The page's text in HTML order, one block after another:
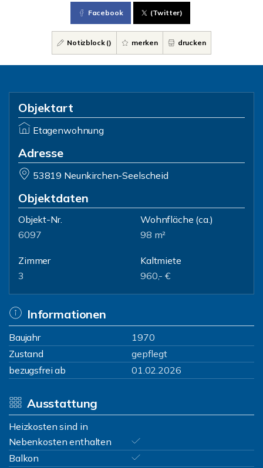
Facebook (Twitter)
Notizblock () merken drucken
Objektart
Etagenwohnung
Adresse
53819 Neunkirchen-Seelscheid
Objektdaten
Objekt-Nr.
6097
Wohnfläche (ca.)
98 m²
Zimmer
3
Kaltmiete
960,- €
Informationen
Baujahr
1970
Zustand
gepflegt
bezugsfrei ab
01.02.2026
Ausstattung
Heizkosten sind in
Nebenkosten enthalten
Balkon